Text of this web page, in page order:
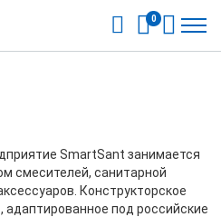
0
SmartSant занимается
смесителей, санитарной
Конструкторское
под российские